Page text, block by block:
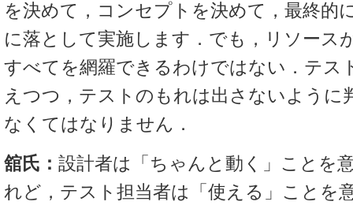
を決めて，コンセプトを決めて，最終的
に落として実施します．でも，リソース
すべてを網羅できるわけではない．テス
えつつ，テストのもれは出さないように
なくてはなりません．
舘氏： 設計者は「ちゃんと動く」ことを
れど，テスト担当者は「使える」ことを